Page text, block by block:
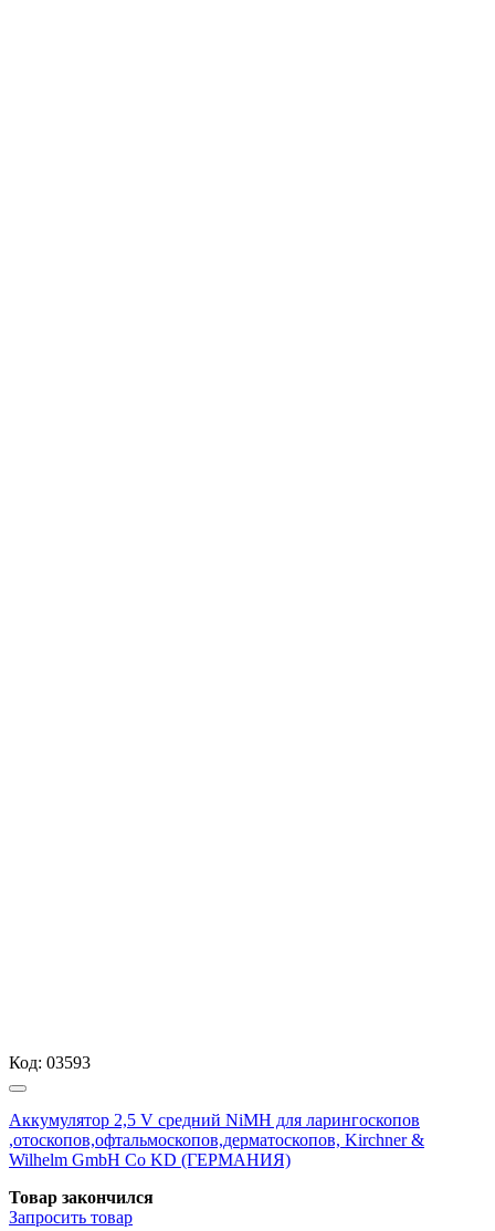
Код: 03593
Аккумулятор 2,5 V средний NiMH для ларингоскопов
,отоскопов,офтальмоскопов,дерматоскопов, Kirchner &
Wilhelm GmbH Co KD (ГЕРМАНИЯ)
Товар закончился
Запросить товар